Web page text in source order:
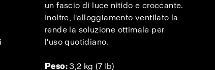
un fascio di luce nitido e croccante.
Inoltre, l'alloggiamento ventilato la
rende la soluzione ottimale per
l'uso quotidiano.
Peso:3,2 kg (7 lb)